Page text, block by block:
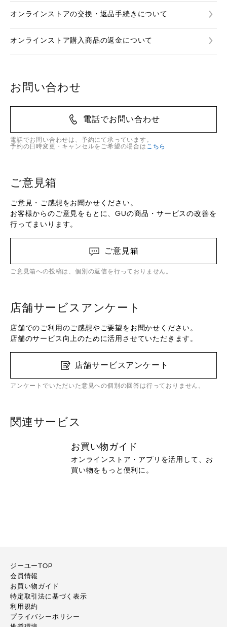
オンラインストアの交換・返品手続きについて
オンラインストア購入商品の返金について
お問い合わせ
電話でお問い合わせ
電話でお問い合わせは、予約にて承っています。
予約の日時変更・キャンセルをご希望の場合は こちら
ご意見箱
ご意見・ご感想をお聞かせください。
お客様からのご意見をもとに、GUの商品・サービスの改善を
行ってまいります。
ご意見箱
ご意見箱への投稿は、個別の返信を行っておりません。
店舗サービスアンケート
店舗でのご利用のご感想やご要望をお聞かせください。
店舗のサービス向上のために活用させていただきます。
店舗サービスアンケート
アンケートでいただいた意見への個別の回答は行っておりません。
関連サービス
お買い物ガイド
オンラインストア・アプリを活用して、お
買い物をもっと便利に。
ジーユーTOP
会員情報
お買い物ガイド
特定取引法に基づく表示
利用規約
プライバシーポリシー